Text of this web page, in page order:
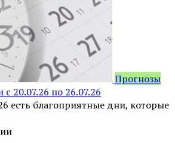
Прогнозы
20.07.26 по 26.07.26
есть благоприятные дни, которые